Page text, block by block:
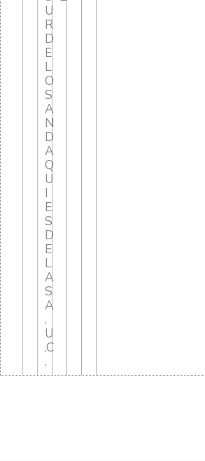
U
R
D
E
L
O
S
A
N
D
A
Q
U
I
E
S
D
E
L
A
S
A
.
U
.C
.